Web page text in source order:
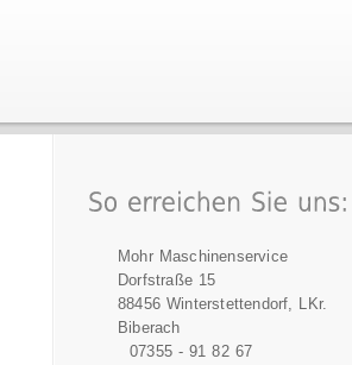
Mohr Maschinenservice
Dorfstraße 15
88456 Winterstettendorf, LKr.
Biberach
07355 - 91 82 67